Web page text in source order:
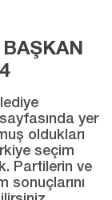
yer
oldukları
seçim
Partilerin ve
sonuçlarını